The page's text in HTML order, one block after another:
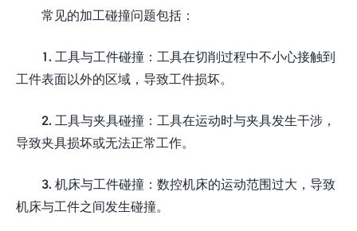
常见的加工碰撞问题包括：
1. 工具与工件碰撞：工具在切削过程中不小心接触到
工件表面以外的区域，导致工件损坏。
2. 工具与夹具碰撞：工具在运动时与夹具发生干涉，
导致夹具损坏或无法正常工作。
3. 机床与工件碰撞：数控机床的运动范围过大，导致
机床与工件之间发生碰撞。